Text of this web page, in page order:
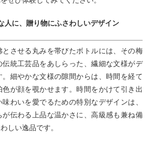
人に、贈り物にふさわしいデザイン
させる丸みを帯びたボトルには、その梅
統工芸品をあしらった、繊細な文様がデ
細やかな文様の隙間からは、時間を経て
が顔を覗かせます。時間をかけて引き出
わいを愛でるための特別なデザインは、
伝わる上品な温かさに、高級感も兼ね備
しい逸品です。